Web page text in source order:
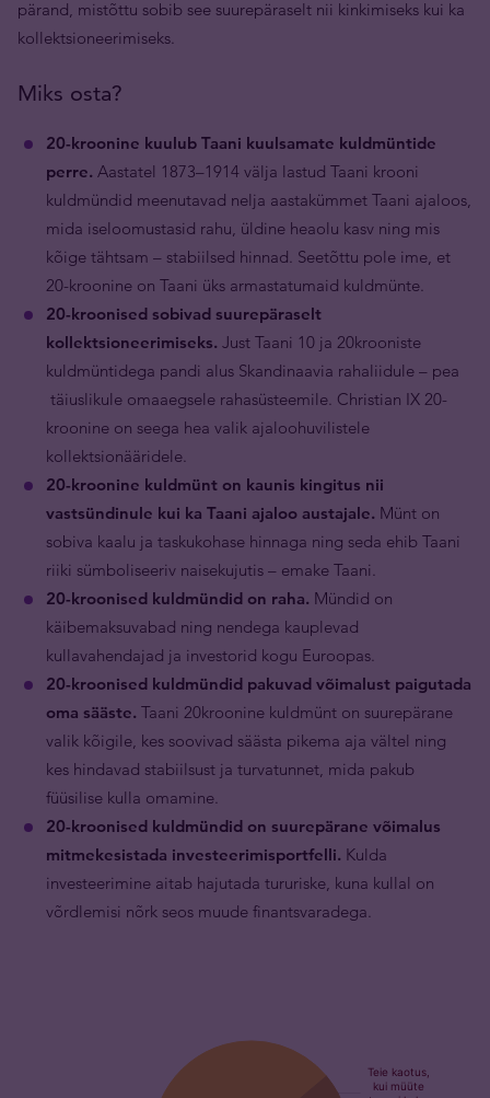
pärand, mistõttu sobib see suurepäraselt nii kinkimiseks kui ka
kollektsioneerimiseks.
Miks osta?
20-kroonine kuulub Taani kuulsamate kuldmüntide
perre. Aastatel 1873–1914 välja lastud Taani krooni
kuldmündid meenutavad nelja aastakümmet Taani ajaloos,
mida iseloomustasid rahu, üldine heaolu kasv ning mis
kõige tähtsam – stabiilsed hinnad. Seetõttu pole ime, et
20-kroonine on Taani üks armastatumaid kuldmünte.
20-kroonised sobivad suurepäraselt
kollektsioneerimiseks. Just Taani 10 ja 20krooniste
kuldmüntidega pandi alus Skandinaavia rahaliidule – pea
täiuslikule omaaegsele rahasüsteemile. Christian IX 20-
kroonine on seega hea valik ajaloohuvilistele
kollektsionääridele.
20-kroonine kuldmünt on kaunis kingitus nii
vastsündinule kui ka Taani ajaloo austajale. Münt on
sobiva kaalu ja taskukohase hinnaga ning seda ehib Taani
riiki sümboliseeriv naisekujutis – emake Taani.
20-kroonised kuldmündid on raha. Mündid on
käibemaksuvabad ning nendega kauplevad
kullavahendajad ja investorid kogu Euroopas.
20-kroonised kuldmündid pakuvad võimalust paigutada
oma sääste. Taani 20kroonine kuldmünt on suurepärane
valik kõigile, kes soovivad säästa pikema aja vältel ning
kes hindavad stabiilsust ja turvatunnet, mida pakub
füüsilise kulla omamine.
20-kroonised kuldmündid on suurepärane võimalus
mitmekesistada investeerimisportfelli. Kulda
investeerimine aitab hajutada tururiske, kuna kullal on
võrdlemisi nõrk seos muude finantsvaradega.